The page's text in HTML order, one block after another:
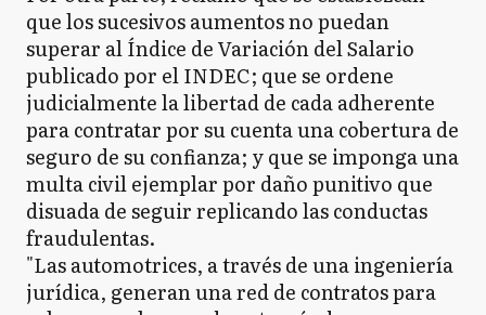
que los sucesivos aumentos no puedan
superar al Índice de Variación del Salario
publicado por el INDEC; que se ordene
judicialmente la libertad de cada adherente
para contratar por su cuenta una cobertura de
seguro de su confianza; y que se imponga una
multa civil ejemplar por daño punitivo que
disuada de seguir replicando las conductas
fraudulentas.
"Las automotrices, a través de una ingeniería
jurídica, generan una red de contratos para